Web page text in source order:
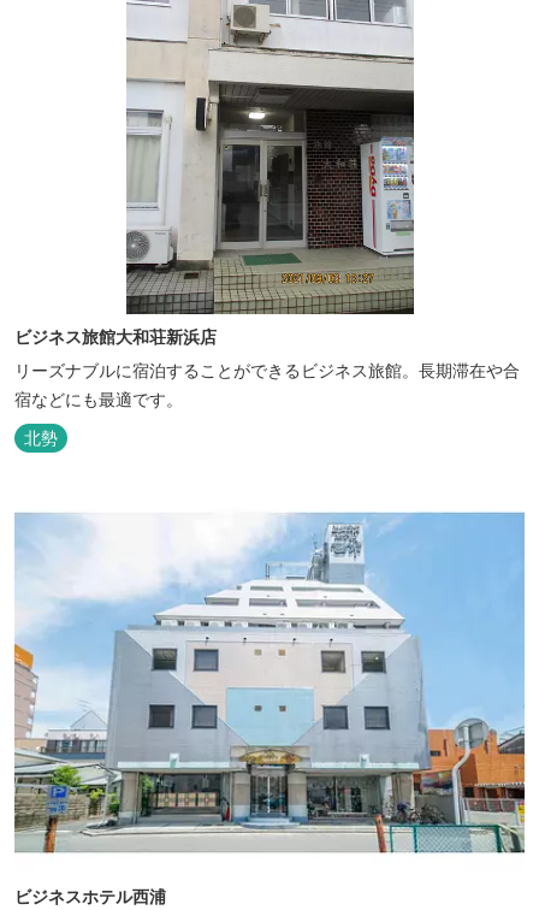
ビジネス旅館大和荘新浜店
リーズナブルに宿泊することができるビジネス旅館。長期滞在や合
宿などにも最適です。
北勢
ビジネスホテル西浦